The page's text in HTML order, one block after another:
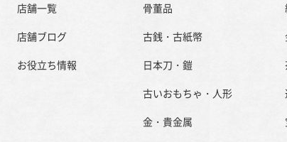
店舗一覧
店舗ブログ
お役立ち情報
骨董品
古銭・古紙幣
日本刀・鎧
古いおもちゃ・人形
金・貴金属